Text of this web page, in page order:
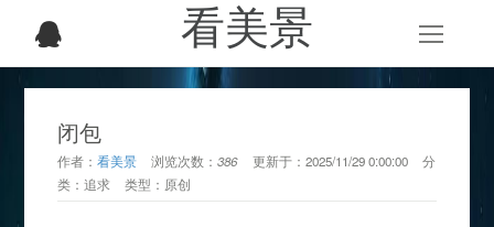
看美景
闭包
作者：看美景 浏览次数：386 更新于：2025/11/29 0:00:00
分
类：追求 类型： 原创